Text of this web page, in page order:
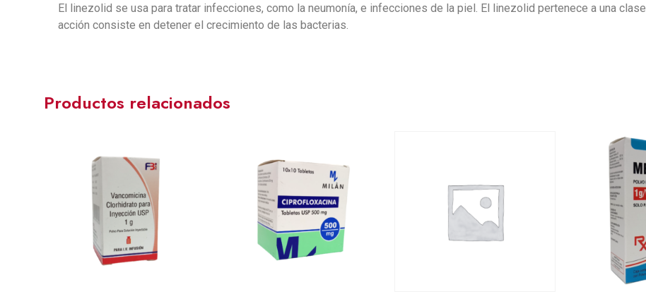
El linezolid se usa para tratar infecciones, como la neumonía, e infecciones de la piel. El linezolid pertenece a una
acción consiste en detener el crecimiento de las bacterias.
Productos relacionados